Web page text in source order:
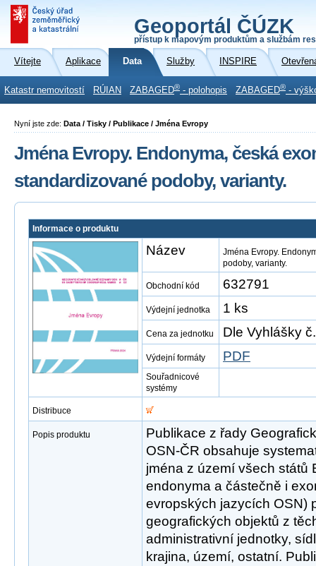
Geoportál ČÚZK
přístup k mapovým produktům a službám
Vítejte Aplikace Data Služby INSPIRE
Katastr nemovitostí RÚIAN ZABAGED® - polohopis ZABAGED® -
Nyní jste zde: Data / Tisky / Publikace / Jména Evropy
Jména Evropy. Endonyma, česká
standardizované podoby, varianty.
Informace o produktu
Název
Jména Evropy.
podoby, varianty.
Obchodní kód 632791
Výdejní jednotka 1 ks
Cena za jednotku Dle Vyhlášky
Výdejní formáty PDF
Souřadnicové
systémy
Distribuce
Popis produktu
Publikace z řady
OSN-ČR obsahuje
jména z území všech států
endonyma a částečně i
evropských jazycích OSN)
geografických objektů z
administrativní jednotky,
krajina, území, ostatní.